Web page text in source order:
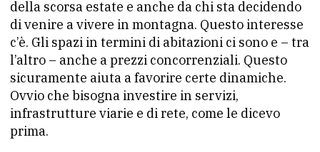
della scorsa estate e anche da chi sta decidendo
di venire a vivere in montagna. Questo interesse
c’è. Gli spazi in termini di abitazioni ci sono e – tra
l’altro – anche a prezzi concorrenziali. Questo
sicuramente aiuta a favorire certe dinamiche.
Ovvio che bisogna investire in servizi,
infrastrutture viarie e di rete, come le dicevo
prima.